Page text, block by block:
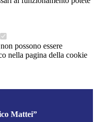
possono essere
nella pagina della cookie
Mattei”